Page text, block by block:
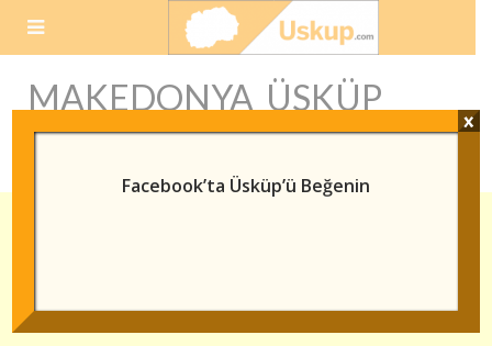
MAKEDONYA ÜSKÜP
KIRALIK DAIRE
Facebook’ta Üsküp’ü Beğenin
x